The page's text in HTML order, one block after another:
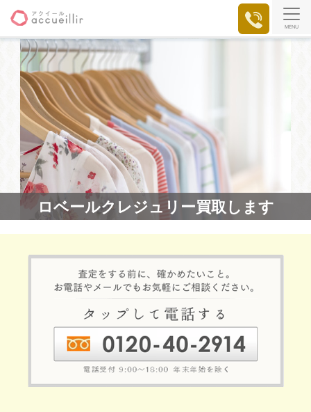
MENU
ロベールクレジュリー買取します